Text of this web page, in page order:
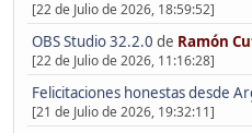
[22 de Julio de 2026, 18:59:52]
OBS Studio 32.2.0 de Ramón
[22 de Julio de 2026, 11:16:28]
Felicitaciones honestas desde
[21 de Julio de 2026, 19:32:11]